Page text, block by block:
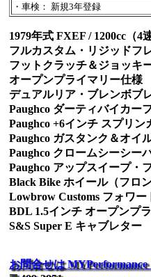
・車検： 新規3年登録
1979年式 FXEF / 1200cc（4速
フルカスタム・リジッドフ
フットクラッチ＆ジョッキ
オープンプライマリー仕様
デュアルリア・ブレンボブ
Paughco ダーティバイカー
Paughco +6インチ スプリン
Paughco ガスタンク＆オイ
Paughco クロームシーシー
Paughco アップスイープ・
Black Bike ホイール（フロ
Lowbrow Customs フォワー
BDL 1.5インチ オープンプ
S&S Super E キャブレター
お問合せは MYPerformance